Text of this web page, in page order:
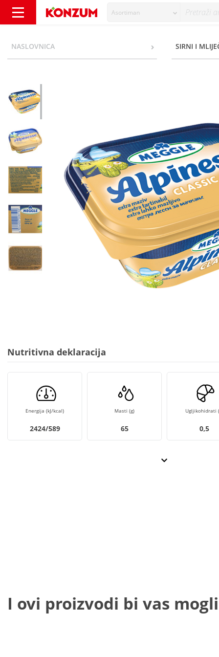
Asortiman
NASLOVNICA SIRNI I
Nutritivna deklaracija
Energija (kJ/kcal)
2424/589
Masti (g)
65
Ugljikohidrati
0,5
I ovi proizvodi bi vas